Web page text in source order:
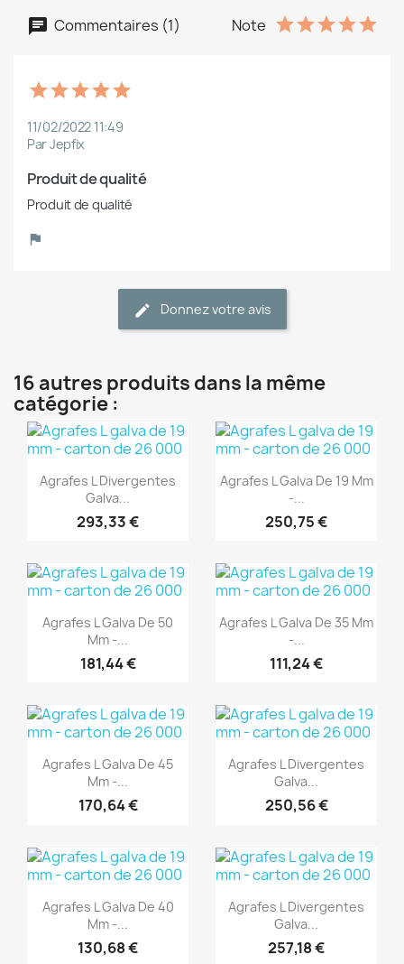
Commentaires (1) Note
11/02/2022 11:49
Par Jepfix
Produit de qualité
Produit de qualité
Donnez votre avis
16 autres produits dans la même
catégorie :
Aperçu rapide
Agrafes L Divergentes
Galva...
293,33 €
(1)
Aperçu rapide
Agrafes L Galva De 19 Mm
-...
250,75 €
(1)
Aperçu rapide
Agrafes L Galva De 50
Mm -...
181,44 €
(1)
Aperçu rapide
Agrafes L Galva De 35 Mm
-...
111,24 €
(1)
Aperçu rapide
Agrafes L Galva De 45
Mm -...
170,64 €
(1)
Aperçu rapide
Agrafes L Divergentes
Galva...
250,56 €
(1)
Aperçu rapide
Agrafes L Galva De 40
Mm -...
130,68 €
(1)
Aperçu rapide
Agrafes L Divergentes
Galva...
257,18 €
(1)